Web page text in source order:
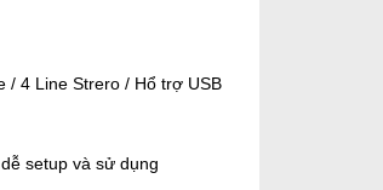
/ 4 Line Strero / Hổ trợ USB
setup và sử dụng